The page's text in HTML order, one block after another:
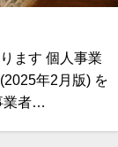
ます 個人事業
年2月版) を
業者…